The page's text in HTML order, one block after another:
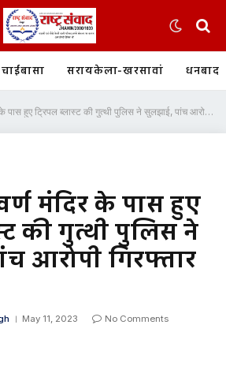
चाईबासा सरायकेला-खरसावां धनबाद
हुए ट्रिपल ब्लास्ट की गुत्थी पुलिस ने सुलझाई, पांच आरोपी गिरफ्तार
मंदिर के पास हुए
की गुत्थी पुलिस ने
आरोपी गिरफ्तार
May 11, 2023 No Comments